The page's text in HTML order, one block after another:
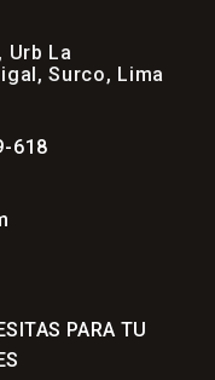
Urb La
Surco, Lima
618
PARA TU